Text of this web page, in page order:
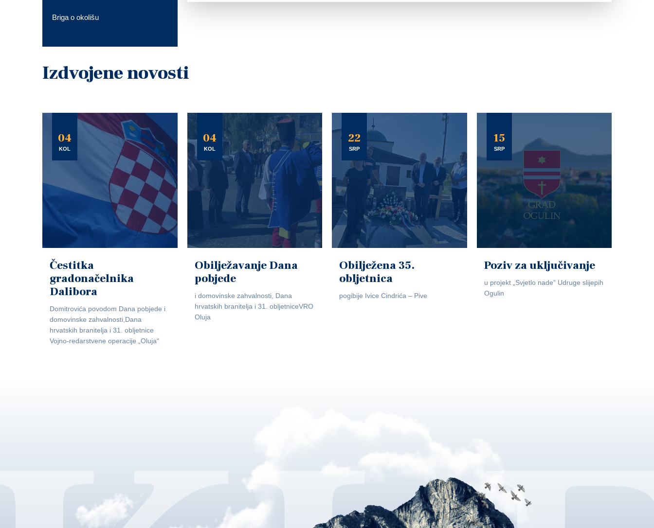
Briga o okolišu
Izdvojene novosti
04
KOL
Čestitka
gradonačelnika
Dalibora
Domitrovića povodom Dana pobjede i
domovinske zahvalnosti,Dana
hrvatskih branitelja i 31. obljetnice
Vojno-redarstvene operacije „Oluja“
04
KOL
Obilježavanje Dana
pobjede
i domovinske zahvalnosti, Dana
hrvatskih branitelja i 31. obljetniceVRO
Oluja
22
SRP
Obilježena 35.
obljetnica
pogibije Ivice Cindrića – Pive
15
SRP
Poziv za uključivanje
u projekt „Svjetlo nade” Udruge slijepih
Ogulin